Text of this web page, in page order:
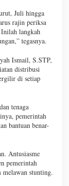
Juli hingga
rajin periksa
Inilah langkah
tegasnya.
Ismail, S.STP,
distribusi
di setiap
tenaga
pemerintah
bantuan benar-
Antusiasme
pemerintah
melawan stunting.